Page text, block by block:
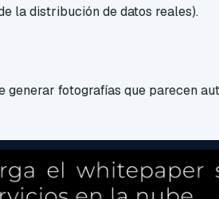
la distribución de datos reales).
generar fotografías que parecen